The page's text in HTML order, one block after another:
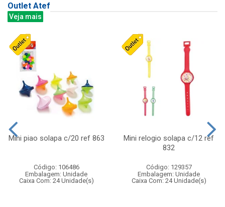
Outlet Atef
Veja mais
Mini piao solapa c/20 ref 863
Código: 106486
Embalagem: Unidade
Caixa Com: 24 Unidade(s)
Mini relogio solapa c/12 ref
832
Código: 129357
Embalagem: Unidade
Caixa Com: 24 Unidade(s)